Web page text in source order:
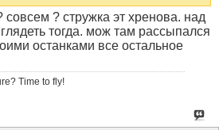
совсем ? стружка эт хренова. над
тогда. мож там рассыпался
останками все остальное
Time to fly!